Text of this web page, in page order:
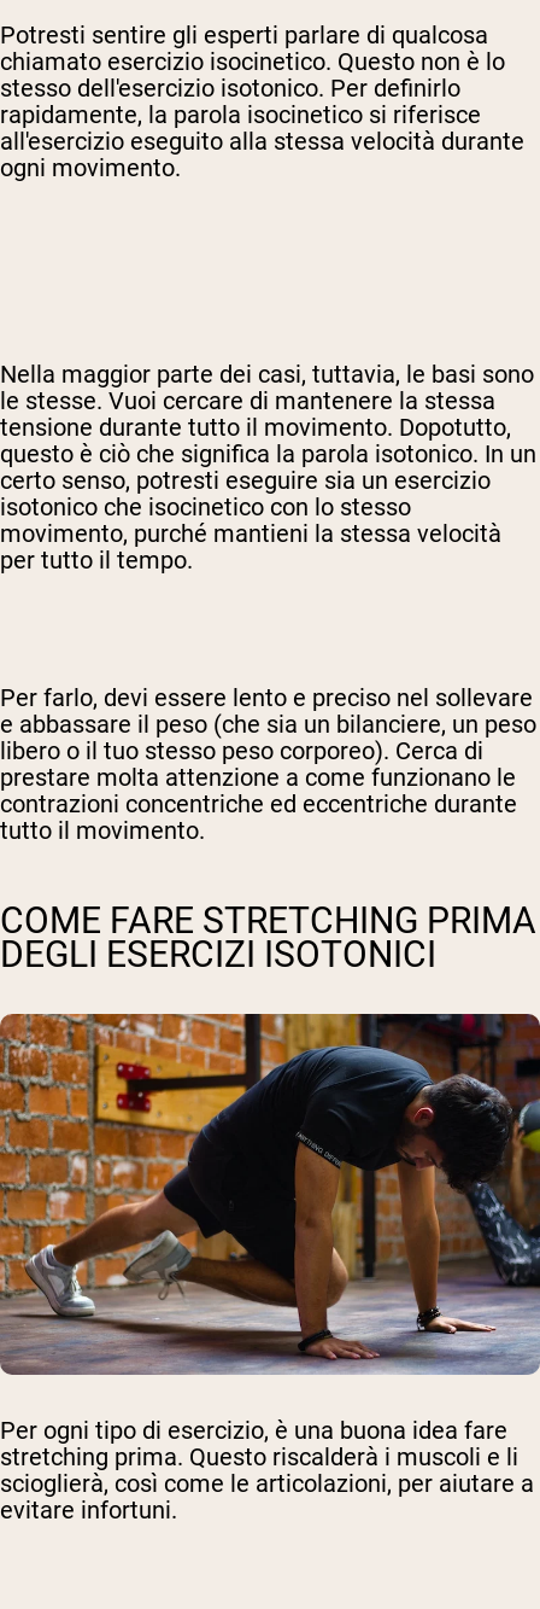
Potresti sentire gli esperti parlare di qualcosa
chiamato esercizio isocinetico. Questo non è lo
stesso dell'esercizio isotonico. Per definirlo
rapidamente, la parola isocinetico si riferisce
all'esercizio eseguito alla stessa velocità durante
ogni movimento.
Nella maggior parte dei casi, tuttavia, le basi sono
le stesse. Vuoi cercare di mantenere la stessa
tensione durante tutto il movimento. Dopotutto,
questo è ciò che significa la parola isotonico. In un
certo senso, potresti eseguire sia un esercizio
isotonico che isocinetico con lo stesso
movimento, purché mantieni la stessa velocità
per tutto il tempo.
Per farlo, devi essere lento e preciso nel sollevare
e abbassare il peso (che sia un bilanciere, un peso
libero o il tuo stesso peso corporeo). Cerca di
prestare molta attenzione a come funzionano le
contrazioni concentriche ed eccentriche durante
tutto il movimento.
COME FARE STRETCHING PRIMA
DEGLI ESERCIZI ISOTONICI
Per ogni tipo di esercizio, è una buona idea fare
stretching prima. Questo riscalderà i muscoli e li
scioglierà, così come le articolazioni, per aiutare a
evitare infortuni.